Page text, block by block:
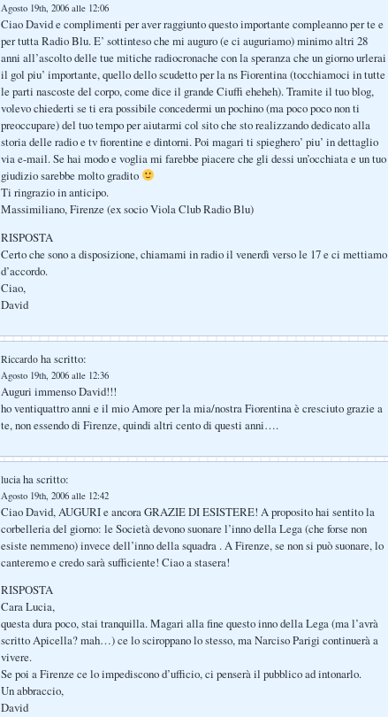
Agosto 19th, 2006 alle 12:06
Ciao David e complimenti per aver raggiunto questo importante compleanno per te e
per tutta Radio Blu. E’ sottinteso che mi auguro (e ci auguriamo) minimo altri 28
anni all’ascolto delle tue mitiche radiocronache con la speranza che un giorno urlerai
il gol piu’ importante, quello dello scudetto per la ns Fiorentina (tocchiamoci in tutte
le parti nascoste del corpo, come dice il grande Ciuffi eheheh). Tramite il tuo blog,
volevo chiederti se ti era possibile concedermi un pochino (ma poco poco non ti
preoccupare) del tuo tempo per aiutarmi col sito che sto realizzando dedicato alla
storia delle radio e tv fiorentine e dintorni. Poi magari ti spieghero’ piu’ in dettaglio
via e-mail. Se hai modo e voglia mi farebbe piacere che gli dessi un’occhiata e un tuo
giudizio sarebbe molto gradito
Ti ringrazio in anticipo.
Massimiliano, Firenze (ex socio Viola Club Radio Blu)
RISPOSTA
Certo che sono a disposizione, chiamami in radio il venerdì verso le 17 e ci mettiamo
d’accordo.
Ciao,
David
Riccardo ha scritto:
Agosto 19th, 2006 alle 12:36
Auguri immenso David!!!
ho ventiquattro anni e il mio Amore per la mia/nostra Fiorentina è cresciuto grazie a
te, non essendo di Firenze, quindi altri cento di questi anni….
lucia ha scritto:
Agosto 19th, 2006 alle 12:42
Ciao David, AUGURI e ancora GRAZIE DI ESISTERE! A proposito hai sentito la
corbelleria del giorno: le Società devono suonare l’inno della Lega (che forse non
esiste nemmeno) invece dell’inno della squadra . A Firenze, se non si può suonare, lo
canteremo e credo sarà sufficiente! Ciao a stasera!
RISPOSTA
Cara Lucia,
questa dura poco, stai tranquilla. Magari alla fine questo inno della Lega (ma l’avrà
scritto Apicella? mah…) ce lo sciroppano lo stesso, ma Narciso Parigi continuerà a
vivere.
Se poi a Firenze ce lo impediscono d’ufficio, ci penserà il pubblico ad intonarlo.
Un abbraccio,
David